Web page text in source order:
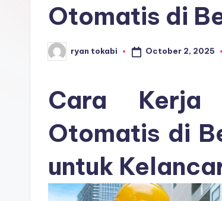
Otomatis di
Posted
by
ryan tokabi October 2, 2025
Cara Kerja
Otomatis di
untuk